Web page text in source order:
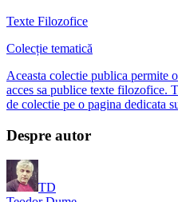
Texte Filozofice
Colecție tematică
Aceasta colectie publica permite
acces sa publice texte filozofice.
de colectie pe o pagina dedicata
Despre autor
TD